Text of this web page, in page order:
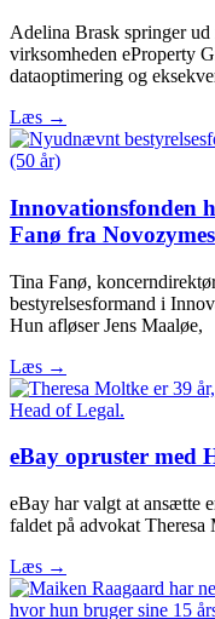
Adelina Brask springer
virksomheden eProperty
dataoptimering og
Læs →
Innovationsfonden
Fanø fra Novozymes
Tina Fanø,
bestyrelsesformand i
Hun afløser Jens Maaløe,
Læs →
eBay opruster med
eBay har valgt at ansætte
faldet på advokat Theresa
Læs →